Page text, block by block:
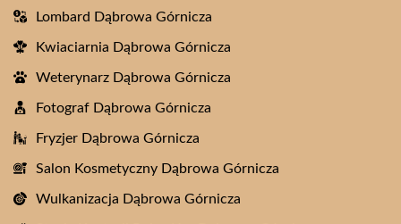
Lombard Dąbrowa Górnicza
Kwiaciarnia Dąbrowa Górnicza
Weterynarz Dąbrowa Górnicza
Fotograf Dąbrowa Górnicza
Fryzjer Dąbrowa Górnicza
Salon Kosmetyczny Dąbrowa Górnicza
Wulkanizacja Dąbrowa Górnicza